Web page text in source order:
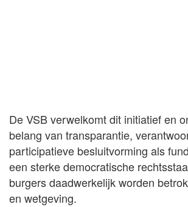
De VSB verwelkomt dit initiatief en
belang van transparantie,
participatieve besluitvorming als
een sterke democratische
burgers daadwerkelijk worden
en wetgeving.